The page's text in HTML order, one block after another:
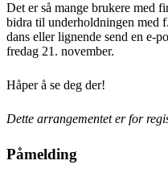
Det er så mange brukere med
bidra til underholdningen med
dans eller lignende send en e-
fredag 21. november.
Håper å se deg der!
Dette arrangementet er for
Påmelding